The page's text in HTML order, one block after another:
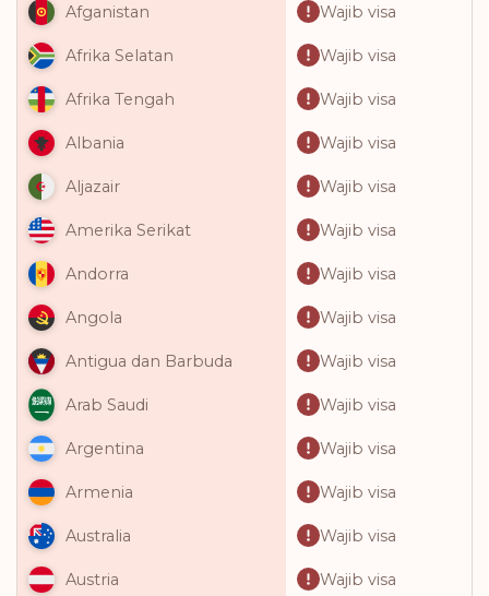
Afganistan Wajib visa
Afrika Selatan Wajib visa
Afrika Tengah Wajib visa
Albania Wajib visa
Aljazair Wajib visa
Amerika Serikat Wajib visa
Andorra Wajib visa
Angola Wajib visa
Antigua dan Barbuda Wajib visa
Arab Saudi Wajib visa
Argentina Wajib visa
Armenia Wajib visa
Australia Wajib visa
Austria Wajib visa